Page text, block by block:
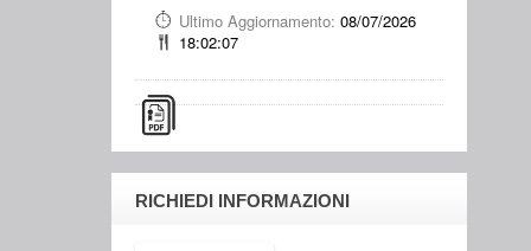
Ultimo Aggiornamento: 08/07/2026
18:02:07
RICHIEDI INFORMAZIONI